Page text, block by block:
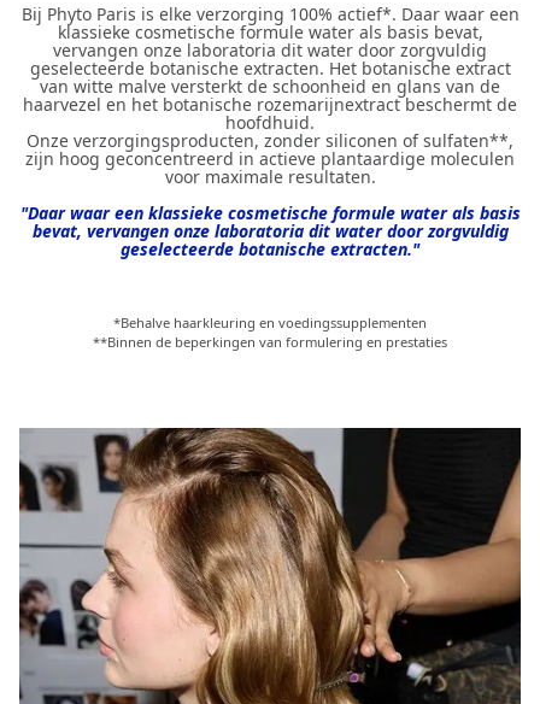
Bij Phyto Paris is elke verzorging 100% actief*. Daar waar een
klassieke cosmetische formule water als basis bevat,
vervangen onze laboratoria dit water door zorgvuldig
geselecteerde botanische extracten. Het botanische extract
van witte malve versterkt de schoonheid en glans van de
haarvezel en het botanische rozemarijnextract beschermt de
hoofdhuid.
Onze verzorgingsproducten, zonder siliconen of sulfaten**,
zijn hoog geconcentreerd in actieve plantaardige moleculen
voor maximale resultaten.
"Daar waar een klassieke cosmetische formule water als basis
bevat, vervangen onze laboratoria dit water door zorgvuldig
geselecteerde botanische extracten."
*Behalve haarkleuring en voedingssupplementen
**Binnen de beperkingen van formulering en prestaties